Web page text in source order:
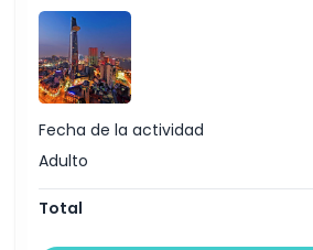
Cómo Llegar
Política de Cancelación
Fecha de la actividad
Adulto
Total